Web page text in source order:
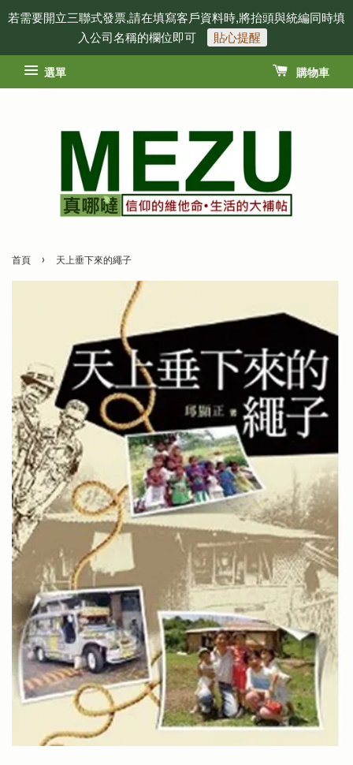
若需要開立三聯式發票,請在填寫客戶資料時,將抬頭與統編同時填
入公司名稱的欄位即可
貼心提醒
選單 購物車
首頁 › 天上垂下來的繩子